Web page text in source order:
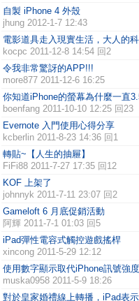
自製 iPhone 4 外殼
jhung 2012-1-7 12:43
電影道具走入現實生活，大人的
kocpc 2011-12-8 14:54 回2
令我非常驚訝的APP!!!
more877 2011-12-6 16:25
你知道iPhone的螢幕為什麼一直
boenfang 2011-10-10 12:25 回23
Evernote 入門使用心得分享
kcberlin 2011-8-23 14:36 回1
轉貼~【人生的抽屜】
FiFi88 2011-7-27 17:35 回12
KOF 上架了
johnnyk 2011-7-11 23:07 回2
Gameloft 6 月底促銷活動
阿輝 2011-7-1 01:03 回5
iPad彈性電容式觸控遊戲搖桿
xincong 2011-5-29 12:12
使用數字顯示取代iPhone訊號強
muska0958 2011-5-9 18:26
對於皇家婚禮線上轉播，iPad表